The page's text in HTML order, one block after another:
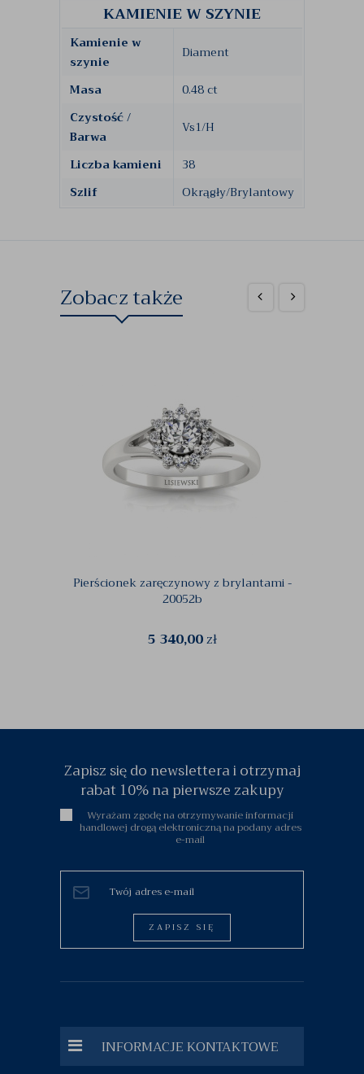
KAMIENIE W SZYNIE
Kamienie w
szynie
Diament
Masa
0.48 ct
Czystość /
Barwa
Vs1/H
Liczba kamieni
38
Szlif
Okrągły/Brylantowy
Zobacz także
Pierścionek zaręczynowy z brylantami -
20052b
5 340,00zł
Zapisz się do newslettera i otrzymaj
rabat 10% na pierwsze zakupy
Wyrażam zgodę na otrzymywanie informacji
handlowej drogą elektroniczną na podany adres
e-mail
ZAPISZ SIĘ
INFORMACJE KONTAKTOWE